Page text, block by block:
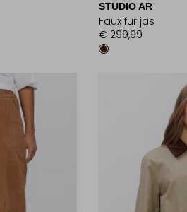
STUDIO AR
Faux fur jas
€ 299,99